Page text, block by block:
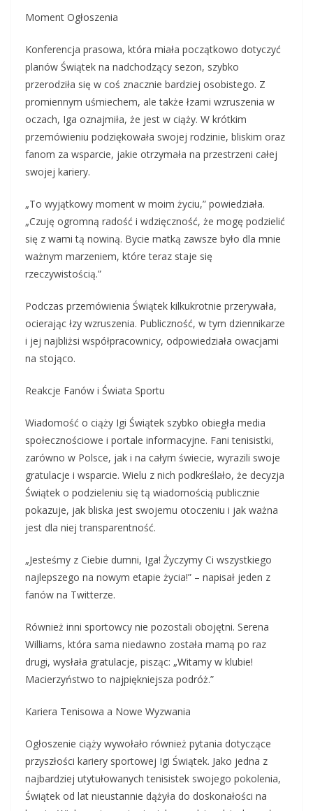
Moment Ogłoszenia
Konferencja prasowa, która miała początkowo dotyczyć
planów Świątek na nadchodzący sezon, szybko
przerodziła się w coś znacznie bardziej osobistego. Z
promiennym uśmiechem, ale także łzami wzruszenia w
oczach, Iga oznajmiła, że jest w ciąży. W krótkim
przemówieniu podziękowała swojej rodzinie, bliskim oraz
fanom za wsparcie, jakie otrzymała na przestrzeni całej
swojej kariery.
„To wyjątkowy moment w moim życiu,” powiedziała.
„Czuję ogromną radość i wdzięczność, że mogę podzielić
się z wami tą nowiną. Bycie matką zawsze było dla mnie
ważnym marzeniem, które teraz staje się
rzeczywistością.”
Podczas przemówienia Świątek kilkukrotnie przerywała,
ocierając łzy wzruszenia. Publiczność, w tym dziennikarze
i jej najbliżsi współpracownicy, odpowiedziała owacjami
na stojąco.
Reakcje Fanów i Świata Sportu
Wiadomość o ciąży Igi Świątek szybko obiegła media
społecznościowe i portale informacyjne. Fani tenisistki,
zarówno w Polsce, jak i na całym świecie, wyrazili swoje
gratulacje i wsparcie. Wielu z nich podkreślało, że decyzja
Świątek o podzieleniu się tą wiadomością publicznie
pokazuje, jak bliska jest swojemu otoczeniu i jak ważna
jest dla niej transparentność.
„Jesteśmy z Ciebie dumni, Iga! Życzymy Ci wszystkiego
najlepszego na nowym etapie życia!” – napisał jeden z
fanów na Twitterze.
Również inni sportowcy nie pozostali obojętni. Serena
Williams, która sama niedawno została mamą po raz
drugi, wysłała gratulacje, pisząc: „Witamy w klubie!
Macierzyństwo to najpiękniejsza podróż.”
Kariera Tenisowa a Nowe Wyzwania
Ogłoszenie ciąży wywołało również pytania dotyczące
przyszłości kariery sportowej Igi Świątek. Jako jedna z
najbardziej utytułowanych tenisistek swojego pokolenia,
Świątek od lat nieustannie dążyła do doskonałości na